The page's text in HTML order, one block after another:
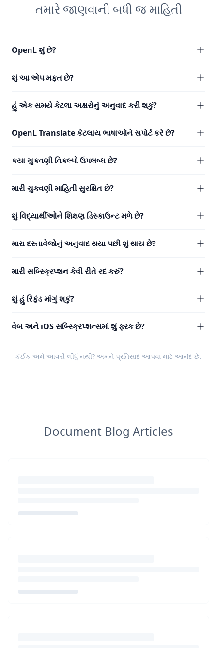
તમારે જાણવાની બધી જ માહિતી
OpenL શું છે?
શું આ એપ મફત છે?
હું એક સમયે કેટલા અક્ષરોનું અનુવાદ કરી શકું?
OpenL Translate કેટલાય ભાષાઓને સપોર્ટ કરે છે?
કયા ચુકવણી વિકલ્પો ઉપલબ્ધ છે?
મારી ચુકવણી માહિતી સુરક્ષિત છે?
શું વિદ્યાર્થીઓને શિક્ષણ ડિસ્કાઉન્ટ મળે છે?
મારા દસ્તાવેજોનું અનુવાદ થયા પછી શું થાય છે?
મારી સબ્સ્ક્રિપ્શન કેવી રીતે રદ કરું?
શું હું રિફંડ માંગું શકું?
વેબ અને iOS સબ્સ્ક્રિપ્શન્સમાં શું ફરક છે?
કંઈક અમે આવરી લીધું નથી? અમને પ્રતિસાદ આપવા માટે આનંદ છે.
Document Blog Articles